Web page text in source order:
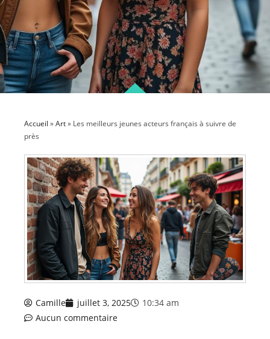
Accueil »Art» Les meilleurs jeunes acteurs français à suivre de
près
Camille juillet 3, 2025
10:34 am
Aucun commentaire